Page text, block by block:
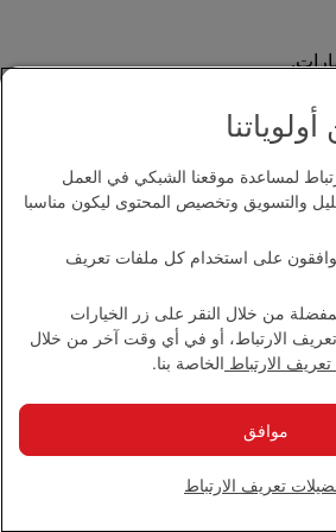
الارتباط
قانون مكافحة العبودية الحديثة
لمساعدة موقعنا الشبكي في العمل
والتسويق وتخصيص المحتوى ليكون مناسبا
توافقون على استخدام كل ملفات تعريف
من خلال النقر على زر الخيارات
تعريف الارتباط، أو في أي وقت آخر من خلال
الارتباط الخاصة بنا.
تعريف الارتباط
موافق